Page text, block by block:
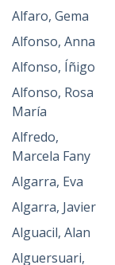
Alfaro, Gema
Alfonso, Anna
Alfonso, Íñigo
Alfonso, Rosa
María
Alfredo,
Marcela Fany
Algarra, Eva
Algarra, Javier
Alguacil, Alan
Alguersuari,